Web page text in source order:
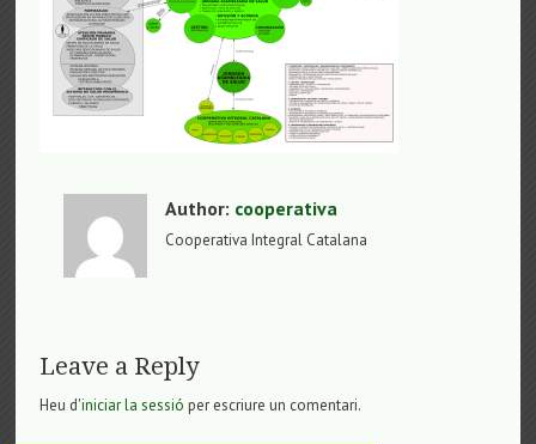
Author: cooperativa
Cooperativa Integral Catalana
Leave a Reply
Heu d'iniciar la sessió per escriure un comentari.